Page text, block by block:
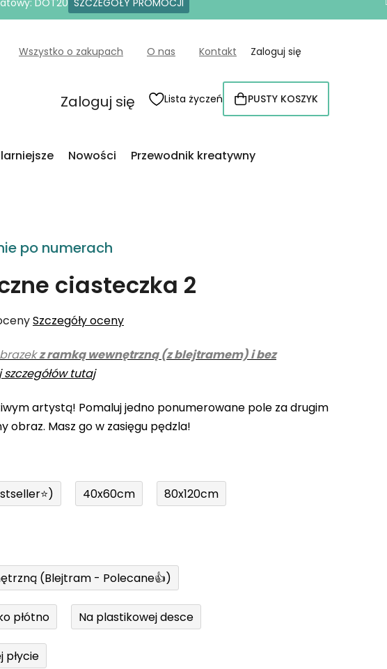
DOT20 SZCZEGÓŁY PROMOCJI
Wszystko o zakupach O nas Kontakt Zaloguj się
Zaloguj się Lista życzeń KOSZYK
PUSTY KOSZYK
Nowości Przewodnik kreatywny
po numerach
ciasteczka 2
Szczegóły oceny
z ramką wewnętrzną (z blejtramem) i bez
szczegółów tutaj
artystą! Pomaluj jedno ponumerowane pole za drugim
obraz. Masz go w zasięgu pędzla!
40x60cm 80x120cm
(Blejtram - Polecane👍)
płótno Na plastikowej desce
płycie